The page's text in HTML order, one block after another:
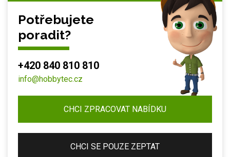
Potřebujete
poradit?
+420 840 810 810
info@hobbytec.cz
CHCI ZPRACOVAT NABÍDKU
CHCI SE POUZE ZEPTAT